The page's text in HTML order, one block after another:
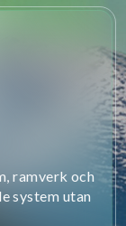
ramverk och
system utan